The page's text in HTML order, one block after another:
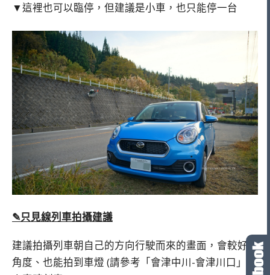
▼這裡也可以臨停，但建議是小車，也只能停一台
✎只見線列車拍攝建議
建議拍攝列車朝自己的方向行駛而來的畫面，會較好抓
角度、也能拍到車燈 (請參考「會津中川-會津川口」的